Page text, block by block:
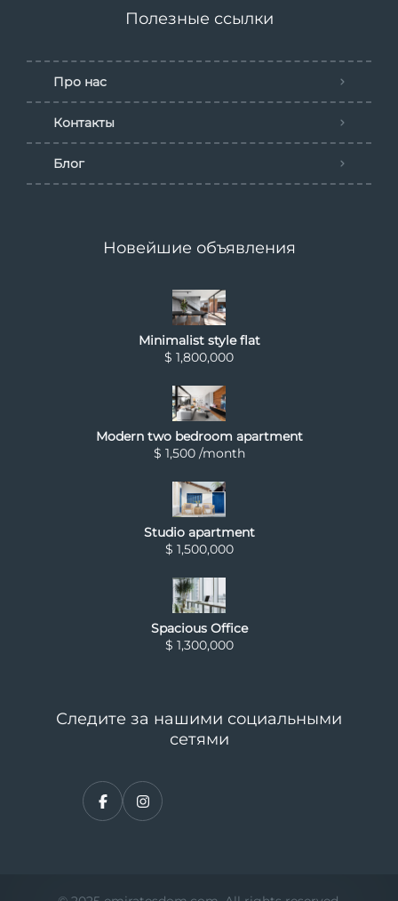
Полезные ссылки
Про нас
Контакты
Блог
Новейшие объявления
Minimalist style flat
$ 1,800,000
Modern two bedroom apartment
$ 1,500 /month
Studio apartment
$ 1,500,000
Spacious Office
$ 1,300,000
Следите за нашими социальными
сетями